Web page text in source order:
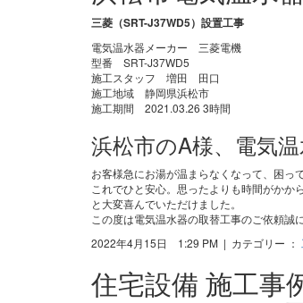
三菱（SRT-J37WD5）設置工事
電気温水器メーカー 三菱電機
型番 SRT-J37WD5
施工スタッフ 増田 田口
施工地域 静岡県浜松市
施工期間 2021.03.26 3時間
浜松市のA様、電気
お客様急にお湯が温まらなくなって、困っ
これでひと安心。思ったよりも時間がかか
と大変喜んでいただけました。
この度は電気温水器の取替工事のご依頼誠
2022年4月15日 1:29 PM | カテゴリー ：
住宅設備 施工事